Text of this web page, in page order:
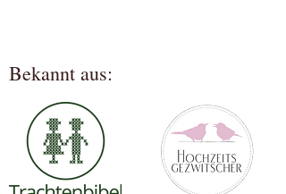
Bekannt aus: